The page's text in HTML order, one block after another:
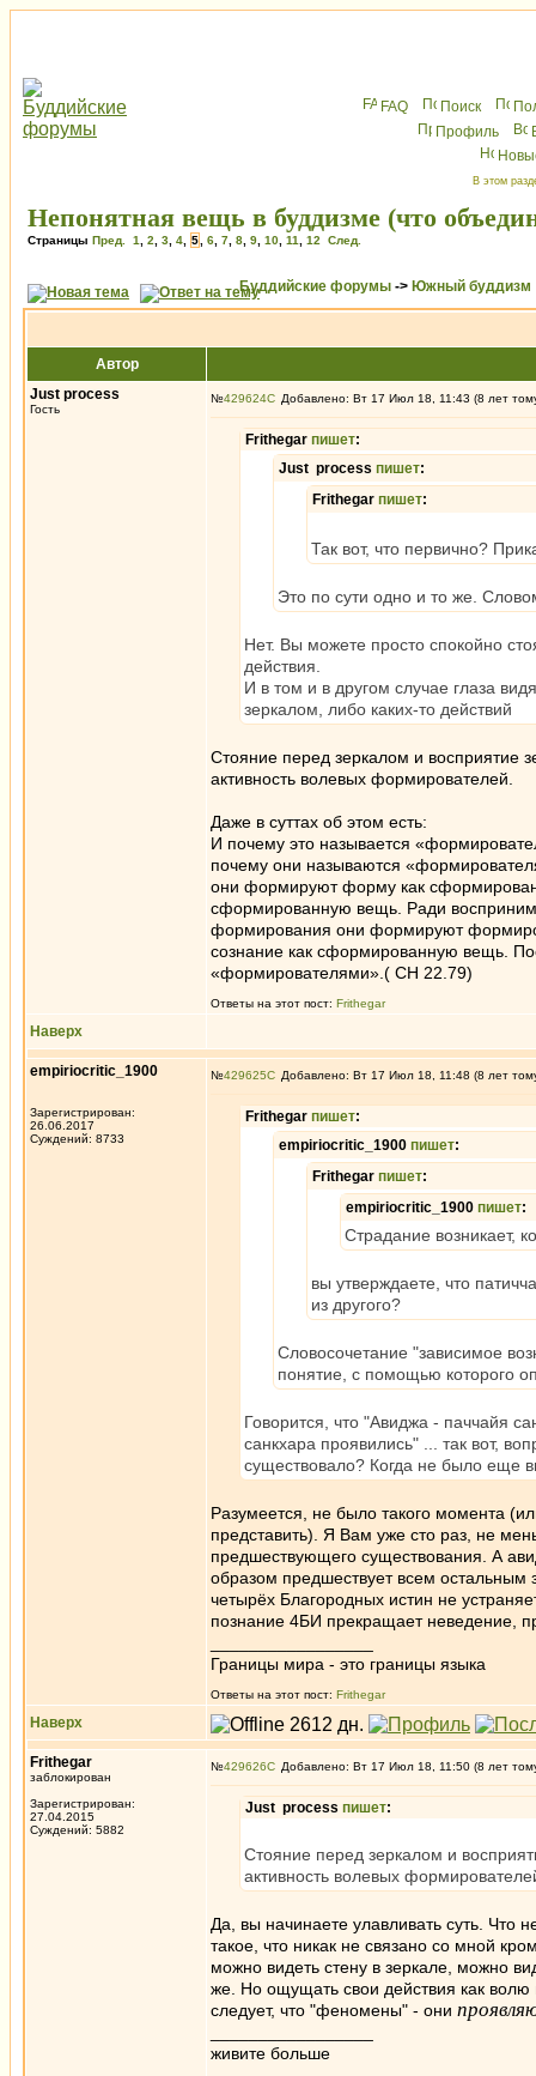
FAQ Поиск
Профиль
В этом
Непонятная вещь в буддизме (что
Страницы Пред. 1 2 3 4 5 6 7 8 9 10 11 12 След.
Буддийские форумы -> Южный буддизм
Автор
Just process
Гость
№429624 Добавлено: Вт 17 Июл 18, 11:43 (8 лет
Frithegar пишет:
Just process пишет:
Frithegar пишет:
Так вот, что первично?
Это по сути одно и то же.
Нет. Вы можете просто спокойно
действия.
И в том и в другом случае глаза
зеркалом, либо каких-то действий
Стояние перед зеркалом и восприятие
активность волевых формирователей.
Даже в суттах об этом есть:
И почему это называется
почему они называются
они формируют форму как
сформированную вещь. Ради
формирования они формируют
сознание как сформированную вещь.
«формирователями».( СН 22.79)
Ответы на этот пост: Frithegar
Наверх
empiriocritic_1900
Зарегистрирован:
26.06.2017
Суждений: 8733
№429625 Добавлено: Вт 17 Июл 18, 11:48 (8 лет
Frithegar пишет:
empiriocritic_1900 пишет:
Frithegar пишет:
empiriocritic_1900 пишет:
Страдание возникает,
вы утверждаете, что
из другого?
Словосочетание "зависимое
понятие, с помощью которого
Говорится, что "Авиджа - паччайя
санкхара проявились" ... так вот,
существовало? Когда не было еще
Разумеется, не было такого момента
представить). Я Вам уже сто раз, не
предшествующего существования. А
образом предшествует всем остальным
четырёх Благородных истин не
познание 4БИ прекращает неведение,
Границы мира - это границы языка
Ответы на этот пост: Frithegar
Наверх
Frithegar
заблокирован
Зарегистрирован:
27.04.2015
Суждений: 5882
№429626 Добавлено: Вт 17 Июл 18, 11:50 (8 лет
Just process пишет:
Стояние перед зеркалом и
активность волевых
Да, вы начинаете улавливать суть. Что
такое, что никак не связано со мной
можно видеть стену в зеркале, можно
же. Но ощущать свои действия как волю
следует, что "феномены" - они
живите больше